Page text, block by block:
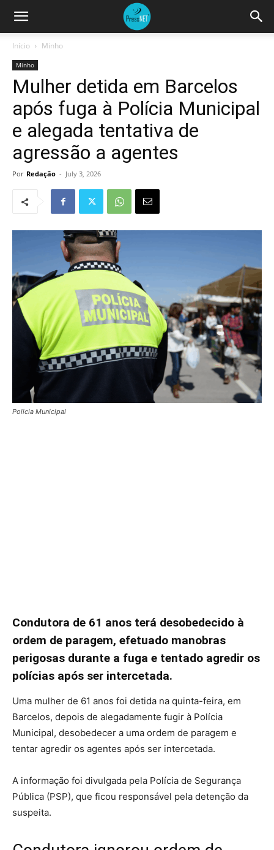
Início Minho
Minho
Mulher detida em Barcelos
após fuga à Polícia Municipal
e alegada tentativa de
agressão a agentes
Por Redação - July 3, 2026
Policia Municipal
Condutora de 61 anos terá desobedecido à
ordem de paragem, efetuado manobras
perigosas durante a fuga e tentado agredir os
polícias após ser intercetada.
Uma mulher de 61 anos foi detida na quinta-feira, em
Barcelos, depois de alegadamente fugir à Polícia
Municipal, desobedecer a uma ordem de paragem e
tentar agredir os agentes após ser intercetada.
A informação foi divulgada pela Polícia de Segurança
Pública (PSP), que ficou responsável pela detenção da
suspeita.